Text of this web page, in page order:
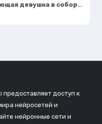
Неогothic тайна: завораживающая девушка в соборе под красным лунным светом. Генерация из нейросети Миджорни
доступ к
нейросетей и
нейронные сети и